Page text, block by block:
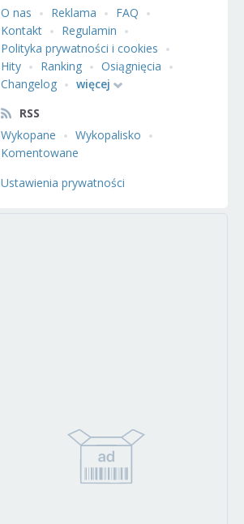
O nas
Reklama
FAQ
Kontakt
Regulamin
Polityka prywatności i cookies
Hity
Ranking
Osiągnięcia
Changelog
więcej
RSS
Wykopane
Wykopalisko
Komentowane
Ustawienia prywatności